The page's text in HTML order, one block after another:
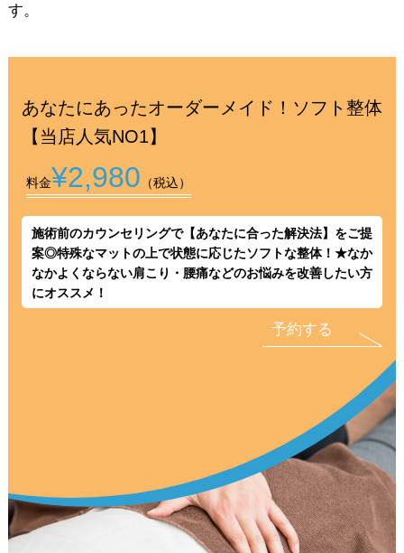
す。
あなたにあったオーダーメイド！ソフト整体
【当店人気NO1】
料金¥2,980 （税込）
施術前のカウンセリングで【あなたに合った解決法】をご提
案◎特殊なマットの上で状態に応じたソフトな整体！★なか
なかよくならない肩こり・腰痛などのお悩みを改善したい方
にオススメ！
予約する